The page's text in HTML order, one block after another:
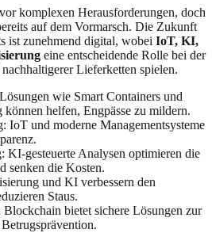
komplexen Herausforderungen, doch
auf dem Vormarsch. Die Zukunft
ist zunehmend digital, wobei IoT, KI,
eine entscheidende Rolle bei der
Lieferketten spielen.
wie Smart Containers und
können helfen, Engpässe zu mildern.
IoT und moderne Managementsysteme
KI-gesteuerte Analysen optimieren die
senken die Kosten.
und KI verbessern den
Staus.
Blockchain bietet sichere Lösungen zur